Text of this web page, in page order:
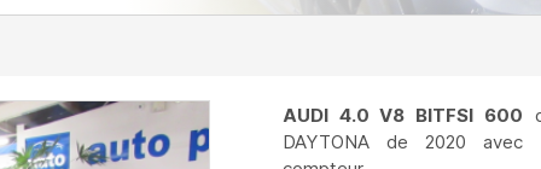
AUDI 4.0 V8 BITFSI 600
DAYTONA de 2020 avec